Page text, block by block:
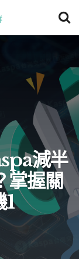
減半
掌握關
1